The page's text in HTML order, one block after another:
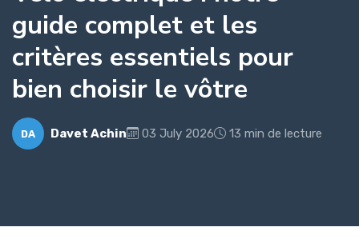
guide complet et les
critères essentiels pour
bien choisir le vôtre
DA Davet Achin 03 July 2026 13 min de lecture